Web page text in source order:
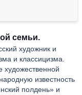
семьи.
художник и
и классицизма.
художественной
известность
полдень» и